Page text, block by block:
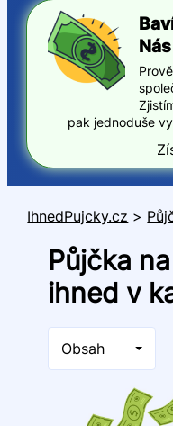
pak jednoduše
IhnedPujcky.cz >
Půjčka
ihned v
Obsah